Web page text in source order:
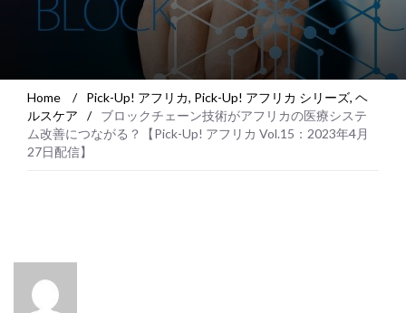
Home / Pick-Up! アフリカ, Pick-Up! アフリカ シリーズ, ヘ
ルスケア
/
ブロックチェーン技術がアフリカの医療システ
ム改善につながる？【Pick-Up! アフリカ Vol.15：2023年4月
27日配信】